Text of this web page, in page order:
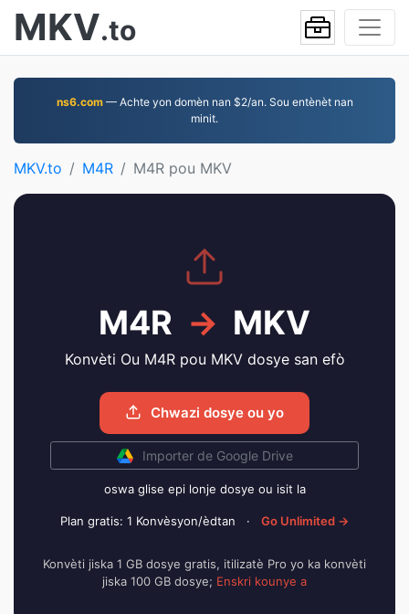
MKV.to
ns6.com— Achte yon domèn nan $2/an. Sou entènèt nan
minit.
MKV.to M4R M4R pou MKV
M4R → MKV
Konvèti Ou M4R pou MKV dosye san efò
Chwazi dosye ou yo
Importer de Google Drive
oswa glise epi lonje dosye ou isit la
Plan gratis: 1 Konvèsyon/èdtan · Go Unlimited →
Konvèti jiska 1 GB dosye gratis, itilizatè Pro yo ka konvèti
jiska 100 GB dosye; Enskri kounye a